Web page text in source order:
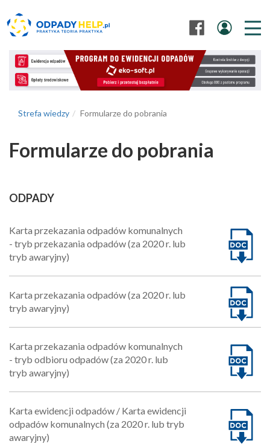
Strefa wiedzy Formularze do pobrania
Formularze do pobrania
ODPADY
Karta przekazania odpadów komunalnych
- tryb przekazania odpadów (za 2020 r. lub
tryb awaryjny)
Karta przekazania odpadów (za 2020 r. lub
tryb awaryjny)
Karta przekazania odpadów komunalnych
- tryb odbioru odpadów (za 2020 r. lub
tryb awaryjny)
Karta ewidencji odpadów / Karta ewidencji
odpadów komunalnych (za 2020 r. lub tryb
awaryjny)